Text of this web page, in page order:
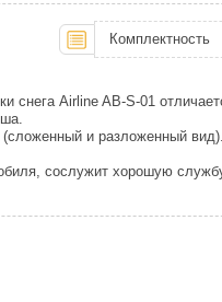
Комплектность
снега Airline AB-S-01
и разложенный
сослужит хорошую